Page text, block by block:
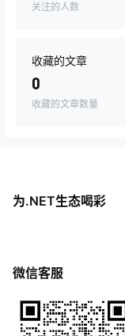
关注的人数
收藏的文章
0
收藏的文章数量
为.NET生态喝彩
微信客服